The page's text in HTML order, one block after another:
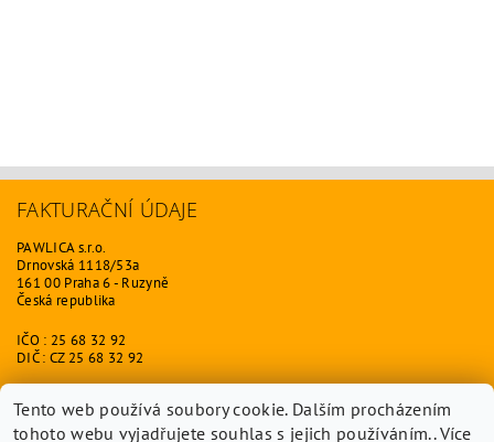
FAKTURAČNÍ ÚDAJE
PAWLICA s.r.o.
Drnovská 1118/53a
161 00 Praha 6 - Ruzyně
Česká republika
IČO : 25 68 32 92
DIČ : CZ 25 68 32 92
ODKAZY
Tento web používá soubory cookie. Dalším procházením
tohoto webu vyjadřujete souhlas s jejich používáním.. Více